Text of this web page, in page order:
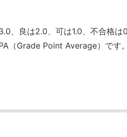
、良は2.0、可は1.0、不合格は
（Grade Point Average）です。